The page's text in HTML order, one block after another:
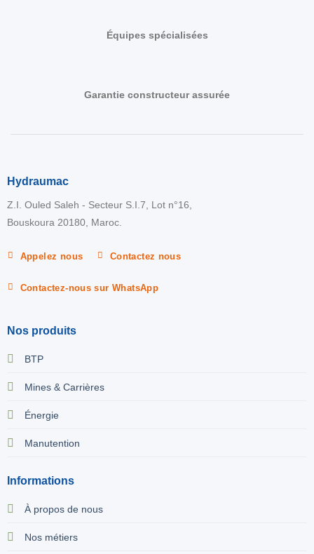
Équipes spécialisées
Garantie constructeur assurée
Hydraumac
Z.I. Ouled Saleh - Secteur S.I.7, Lot n°16,
Bouskoura 20180, Maroc.
Appelez nous Contactez nous
Contactez-nous sur WhatsApp
Nos produits
BTP
Mines & Carrières
Énergie
Manutention
Informations
À propos de nous
Nos métiers